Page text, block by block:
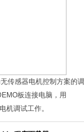
传感器电机控制方案的调
板连接电脑，用
机调试工作。